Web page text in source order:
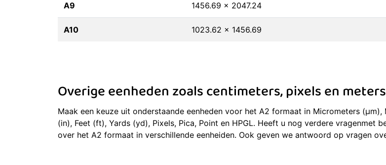
A9 1456.69 x 2047.24
A10 1023.62 x 1456.69
Overige eenheden zoals centimeters, pixels en
Maak een keuze uit onderstaande eenheden voor het A2 formaat in Micrometers
(in), Feet (ft), Yards (yd), Pixels, Pica, Point en HPGL. Heeft u nog verdere
over het A2 formaat in verschillende eenheiden. Ook geven we antwoord op vragen